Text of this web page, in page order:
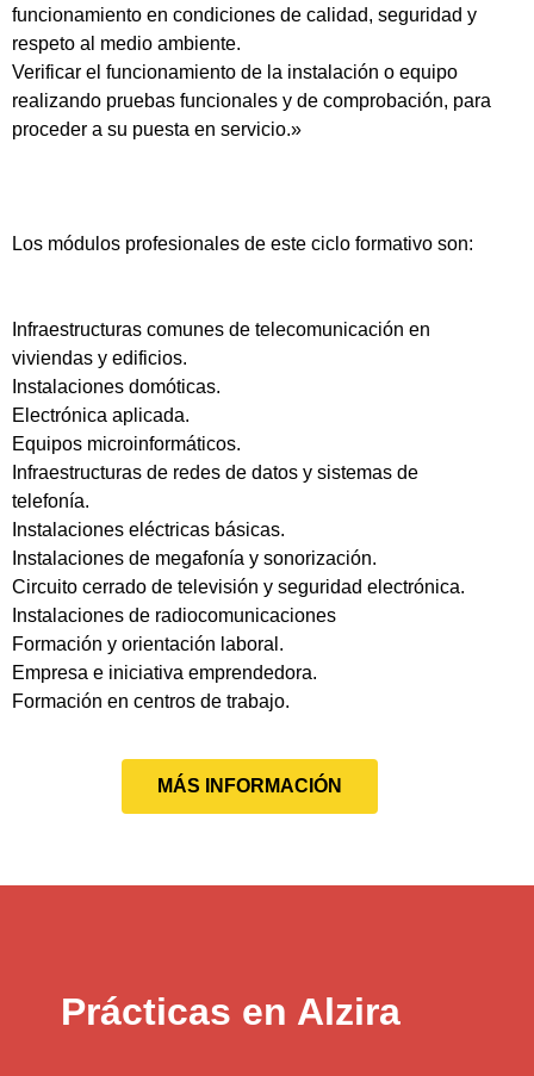
funcionamiento en condiciones de calidad, seguridad y
respeto al medio ambiente.
Verificar el funcionamiento de la instalación o equipo
realizando pruebas funcionales y de comprobación, para
proceder a su puesta en servicio.»
Los módulos profesionales de este ciclo formativo son:
Infraestructuras comunes de telecomunicación en
viviendas y edificios.
Instalaciones domóticas.
Electrónica aplicada.
Equipos microinformáticos.
Infraestructuras de redes de datos y sistemas de
telefonía.
Instalaciones eléctricas básicas.
Instalaciones de megafonía y sonorización.
Circuito cerrado de televisión y seguridad electrónica.
Instalaciones de radiocomunicaciones
Formación y orientación laboral.
Empresa e iniciativa emprendedora.
Formación en centros de trabajo.
MÁS INFORMACIÓN
Prácticas en Alzira